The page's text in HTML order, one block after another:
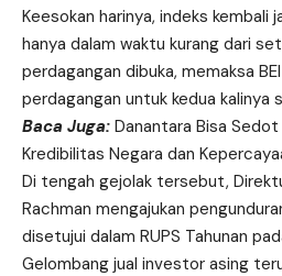
Keesokan harinya, indeks kembali
hanya dalam waktu kurang dari
perdagangan dibuka, memaksa
perdagangan untuk kedua kalinya
Baca Juga: Danantara Bisa
Kredibilitas Negara dan
Di tengah gejolak tersebut,
Rachman mengajukan
disetujui dalam RUPS Tahunan
Gelombang jual investor asing